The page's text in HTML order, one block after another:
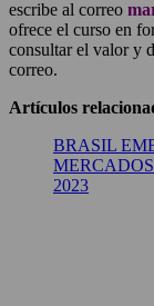
escribe al correo
ofrece el curso en
consultar el valor y
correo.
Artículos
BRASIL
2023